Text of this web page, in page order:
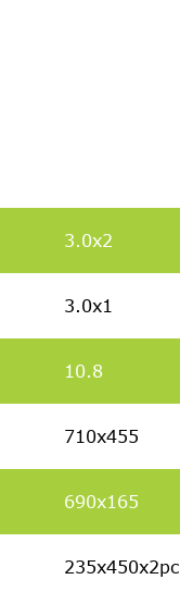
3.0x2
3.0x1
10.8
710x455
690x165
235x450x2pc